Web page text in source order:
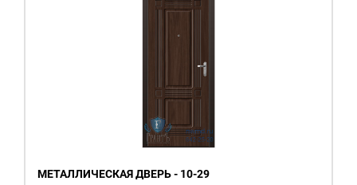
МЕТАЛЛИЧЕСКАЯ ДВЕРЬ - 10-29